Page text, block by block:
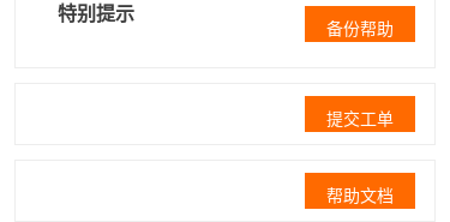
特别提示
备份帮助
提交工单
帮助文档